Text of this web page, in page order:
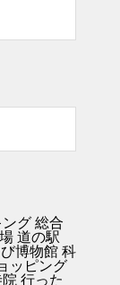
グ 総合
道の駅
博物館 科
ッピング
行った